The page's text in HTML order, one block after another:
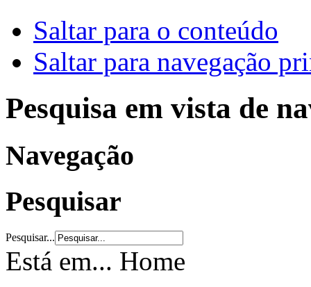
Saltar para o conteúdo
Saltar para navegação
Pesquisa em vista de
Navegação
Pesquisar
Pesquisar...
Está em... Home